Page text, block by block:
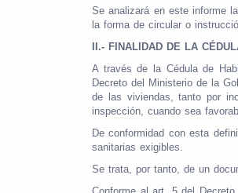
Se analizará en este informe
la forma de circular o
II.- FINALIDAD DE LA
A través de la Cédula de
Decreto del Ministerio de la
de las viviendas, tanto por
inspección, cuando sea
De conformidad con esta
sanitarias exigibles.
Se trata, por tanto, de un